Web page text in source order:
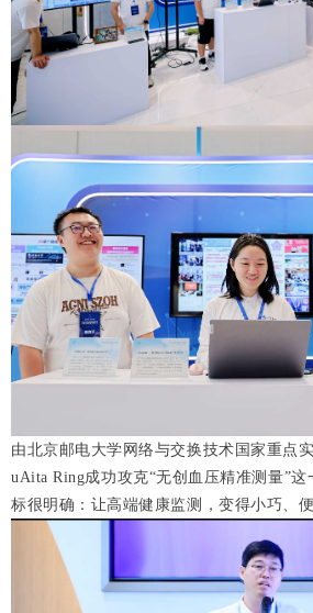
由北京邮电大学网络与交换技术国家重点
uAita Ring成功攻克“无创血压精准测量”这
标很明确：让高端健康监测，变得小巧、